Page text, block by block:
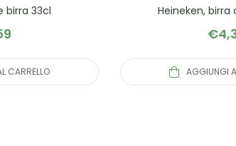
birra 33cl
CARRELLO
Heineken, birra
€
AGGIUNGI